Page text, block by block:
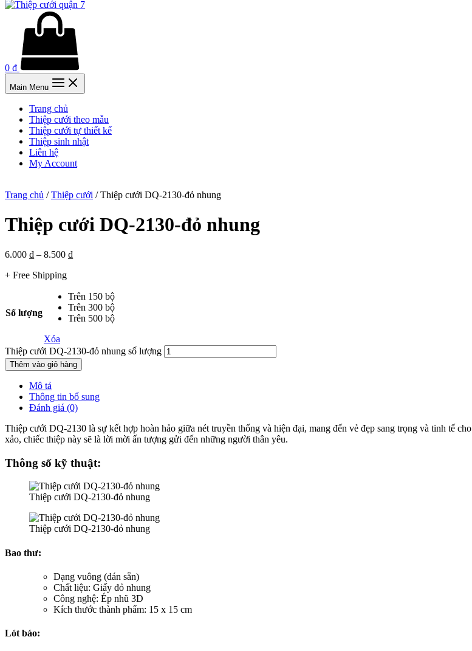
0 ₫
Main Menu
Trang chủ
Thiệp cưới theo mẫu
Thiệp cưới tự thiết kế
Thiệp sinh nhật
Liên hệ
My Account
Trang chủ /Thiệp cưới / Thiệp cưới DQ-2130-đỏ nhung
Thiệp cưới DQ-2130-đỏ nhung
6.000 ₫ – 8.500 ₫
+ Free Shipping
Số lượng
Trên 150 bộ
Trên 300 bộ
Trên 500 bộ
Xóa
Thiệp cưới DQ-2130-đỏ nhung số lượng
Thêm vào giỏ hàng
Mô tả
Thông tin bổ sung
Đánh giá (0)
Thiệp cưới DQ-2130 là sự kết hợp hoàn hảo giữa nét truyền thống và hiện đại, mang đến vẻ đẹp sang trọng và tinh tế
xảo, chiếc thiệp này sẽ là lời mời ấn tượng gửi đến những người thân yêu.
Thông số kỹ thuật:
Thiệp cưới DQ-2130-đỏ nhung
Thiệp cưới DQ-2130-đỏ nhung
Bao thư:
Dạng vuông (dán sẵn)
Chất liệu: Giấy đỏ nhung
Công nghệ: Ép nhũ 3D
Kích thước thành phẩm: 15 x 15 cm
Lót báo: